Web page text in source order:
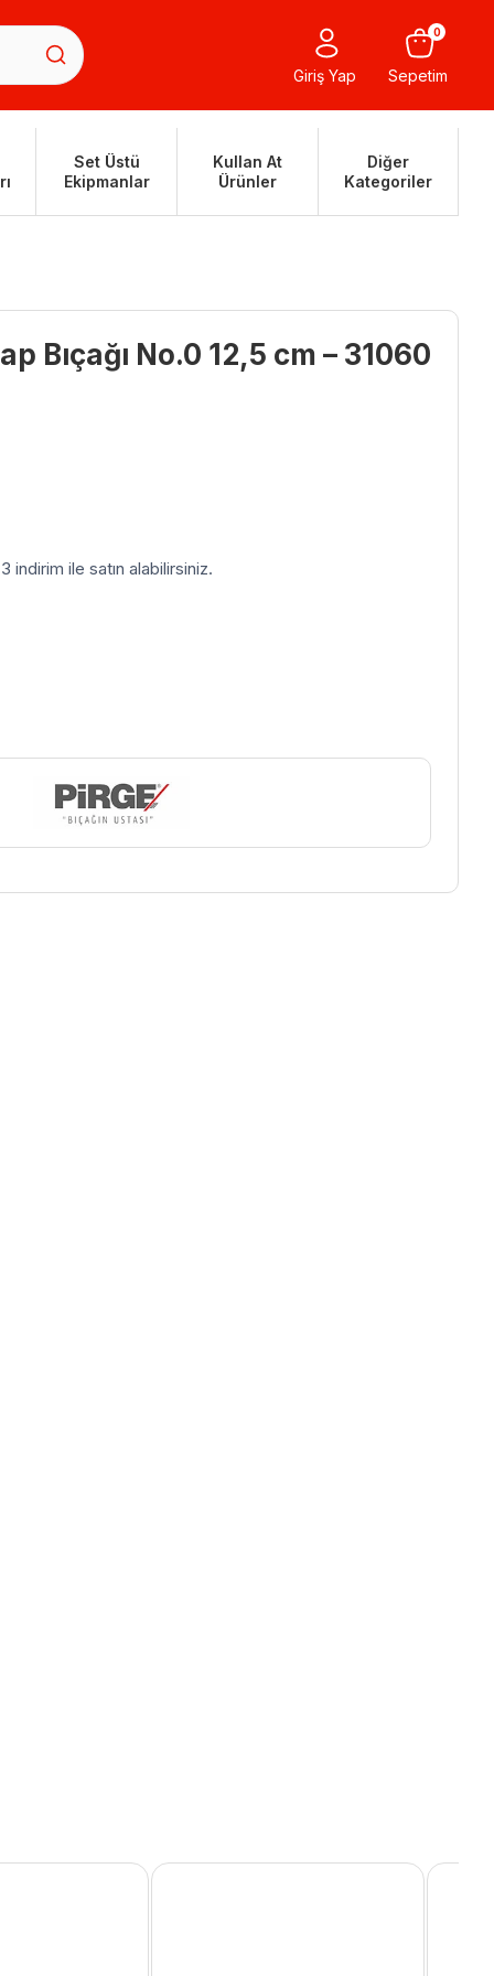
Giriş Yap Sepetim
0
Set Üstü
Ekipmanlar
Kullan At
Ürünler
Diğer
Kategoriler
Bıçağı No.0 12,5 cm – 31060
indirim ile satın alabilirsiniz.